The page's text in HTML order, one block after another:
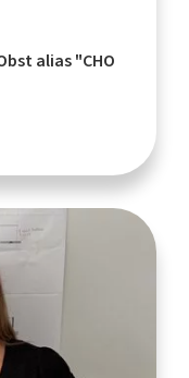
alias "CHO